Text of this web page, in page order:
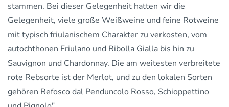
stammen. Bei dieser Gelegenheit hatten wir die
Gelegenheit, viele große Weißweine und feine Rotweine
mit typisch friulanischem Charakter zu verkosten, vom
autochthonen Friulano und Ribolla Gialla bis hin zu
Sauvignon und Chardonnay. Die am weitesten verbreitete
rote Rebsorte ist der Merlot, und zu den lokalen Sorten
gehören Refosco dal Penduncolo Rosso, Schioppettino